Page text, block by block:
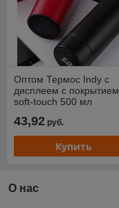
Оптом Термос Indy c
дисплеем с покрытием
soft-touch 500 мл
43,92 руб.
Купить
О нас